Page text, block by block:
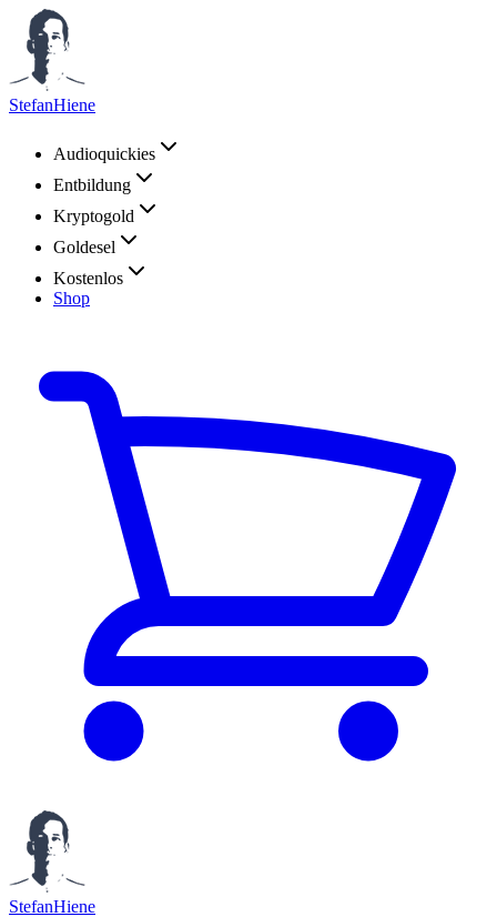
StefanHiene
Audioquickies
Entbildung
Kryptogold
Goldesel
Kostenlos
Shop
StefanHiene